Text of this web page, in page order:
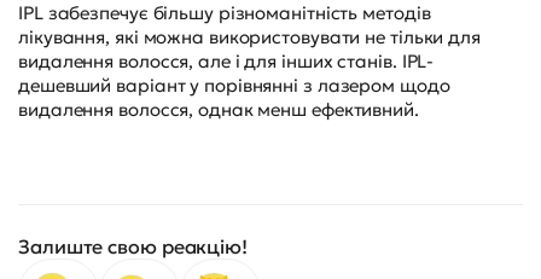
IPL забезпечує більшу різноманітність методів
лікування, які можна використовувати не тільки для
видалення волосся, але і для інших станів. IPL-
дешевший варіант у порівнянні з лазером щодо
видалення волосся, однак менш ефективний.
Залиште свою реакцію!